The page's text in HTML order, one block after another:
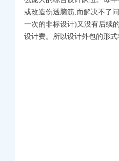
或改造伤透脑筋,而解决不了
一次的非标设计)又没有后续
设计费。所以设计外包的形